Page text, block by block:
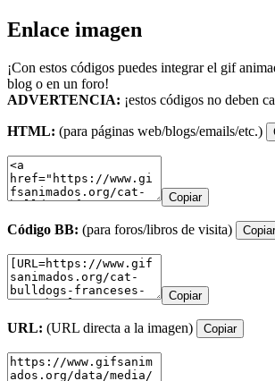
Enlace imagen
¡Con estos códigos puedes integrar el gif
blog o en un foro!
ADVERTENCIA: ¡estos códigos no deben
HTML: (para páginas web/blogs/emails/etc.)
Copiar
Código BB: (para foros/libros de visita) Copiar
Copiar
URL: (URL directa a la imagen) Copiar